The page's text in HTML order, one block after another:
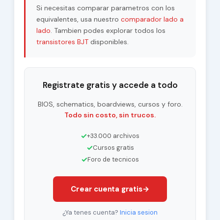
Si necesitas comparar parametros con los
equivalentes, usa nuestro comparador lado a
lado. Tambien podes explorar todos los
transistores BJTdisponibles.
Registrate gratis y accede a todo
BIOS, schematics, boardviews, cursos y foro.
Todo sin costo, sin trucos.
✓+33.000 archivos
✓Cursos gratis
✓Foro de tecnicos
Crear cuenta gratis→
¿Ya tenes cuenta? Inicia sesion